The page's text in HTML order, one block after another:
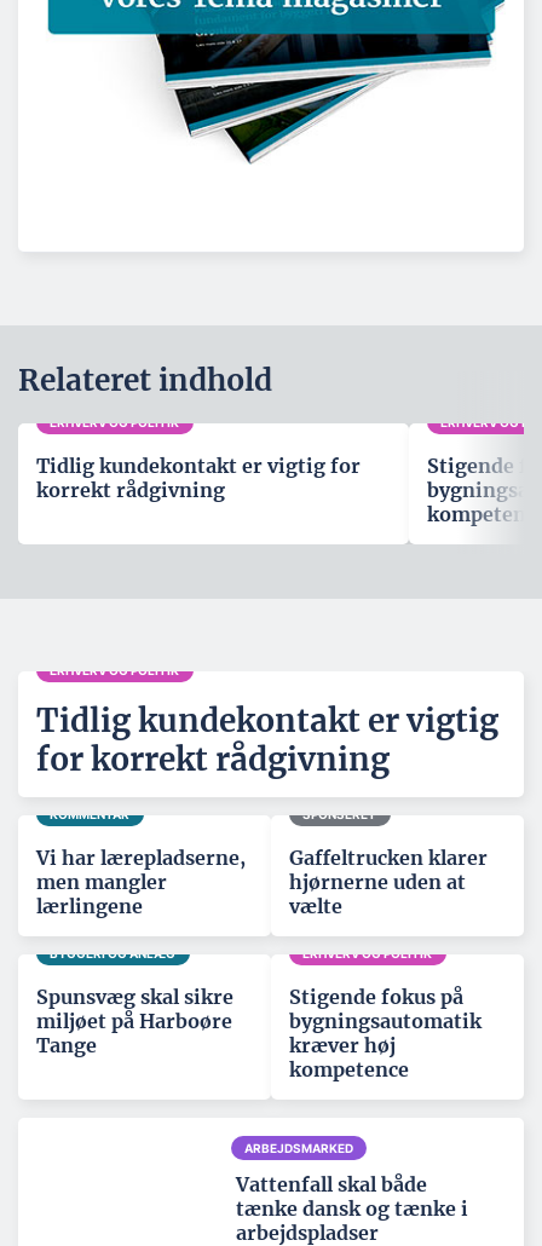
Relateret indhold
ERHVERV OG POLITIK
Tidlig kundekontakt er vigtig for
korrekt rådgivning
ERHVERV OG
Stigende
ERHVERV OG POLITIK
Tidlig kundekontakt er vigtig
for korrekt rådgivning
KOMMENTAR
Vi har lærepladserne,
men mangler
lærlingene
SPONSERET
Gaffeltrucken klarer
hjørnerne uden at
vælte
BYGGERI OG ANLÆG
Spunsvæg skal sikre
miljøet på Harboøre
Tange
ERHVERV OG POLITIK
Stigende fokus på
bygningsautomatik
kræver høj
kompetence
ARBEJDSMARKED
Vattenfall skal både
tænke dansk og tænke i
arbejdspladser